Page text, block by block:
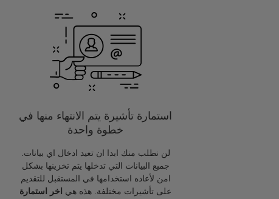
استمارة تأشيرة يتم الانتهاء منها في
خطوة واحدة
لن نطلب منك ابدا ان تعيد ادخال اي بيانات.
جميع البيانات التي تدخلها يتم تخزينها بشكل
امن لأعاده استخدامها في المستقبل للتقديم
على تأشيرات مختلفة. هذه هي
اخر استمارة